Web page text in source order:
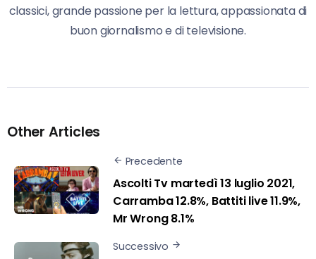
classici, grande passione per la lettura, appassionata di
buon giornalismo e di televisione.
Other Articles
Precedente
Ascolti Tv martedì 13 luglio 2021,
Carramba 12.8%, Battiti live 11.9%,
Mr Wrong 8.1%
Successivo